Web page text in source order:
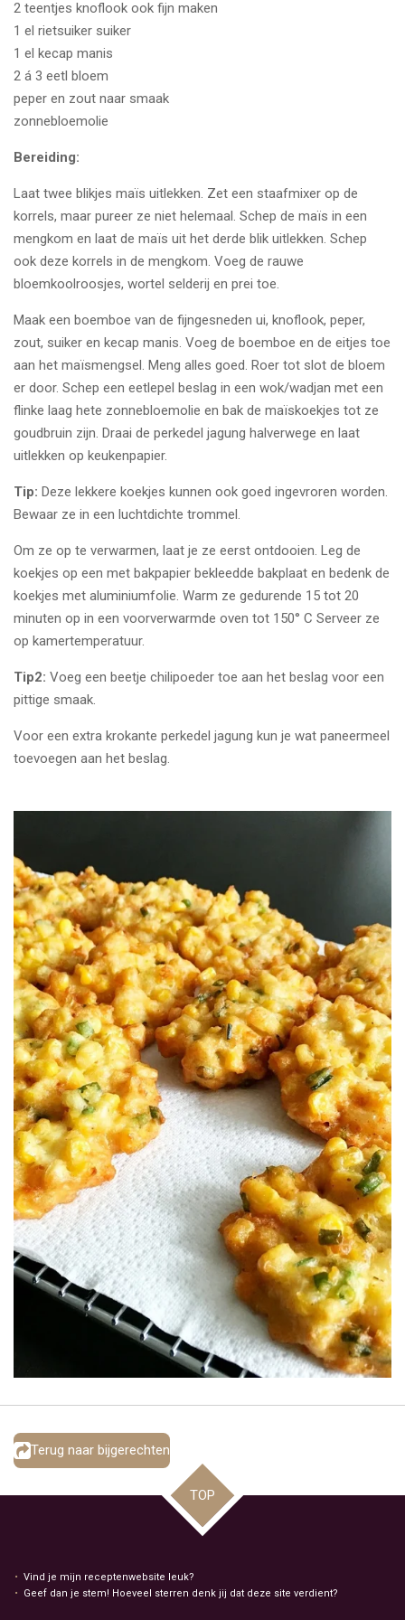
2 teentjes knoflook ook fijn maken
1 el rietsuiker suiker
1 el kecap manis
2 á 3 eetl bloem
peper en zout naar smaak
zonnebloemolie
Bereiding:
Laat twee blikjes maïs uitlekken. Zet een staafmixer op de
korrels, maar pureer ze niet helemaal. Schep de maïs in een
mengkom en laat de maïs uit het derde blik uitlekken. Schep
ook deze korrels in de mengkom. Voeg de rauwe
bloemkoolroosjes, wortel selderij en prei toe.
Maak een boemboe van de fijngesneden ui, knoflook, peper,
zout, suiker en kecap manis. Voeg de boemboe en de eitjes toe
aan het maïsmengsel. Meng alles goed. Roer tot slot de bloem
er door. Schep een eetlepel beslag in een wok/wadjan met een
flinke laag hete zonnebloemolie en bak de maïskoekjes tot ze
goudbruin zijn. Draai de perkedel jagung halverwege en laat
uitlekken op keukenpapier.
Tip: Deze lekkere koekjes kunnen ook goed ingevroren worden.
Bewaar ze in een luchtdichte trommel.
Om ze op te verwarmen, laat je ze eerst ontdooien. Leg de
koekjes op een met bakpapier bekleedde bakplaat en bedenk de
koekjes met aluminiumfolie. Warm ze gedurende 15 tot 20
minuten op in een voorverwarmde oven tot 150° C Serveer ze
op kamertemperatuur.
Tip2: Voeg een beetje chilipoeder toe aan het beslag voor een
pittige smaak.
Voor een extra krokante perkedel jagung kun je wat paneermeel
toevoegen aan het beslag.
Terug naar bijgerechten
TOP
Vind je mijn receptenwebsite leuk?
Geef dan je stem! Hoeveel sterren denk jij dat deze site verdient?